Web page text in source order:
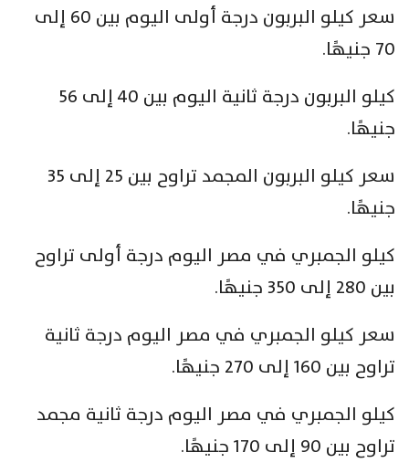
سعر كيلو البربون درجة أولى اليوم بين 60 إلى
70 جنيهًا.
كيلو البربون درجة ثانية اليوم بين 40 إلى 56
جنيهًا.
سعر كيلو البربون المجمد تراوح بين 25 إلى 35
جنيهًا.
كيلو الجمبري في مصر اليوم درجة أولى تراوح
بين 280 إلى 350 جنيهًا.
سعر كيلو الجمبري في مصر اليوم درجة ثانية
تراوح بين 160 إلى 270 جنيهًا.
كيلو الجمبري في مصر اليوم درجة ثانية مجمد
تراوح بين 90 إلى 170 جنيهًا
.